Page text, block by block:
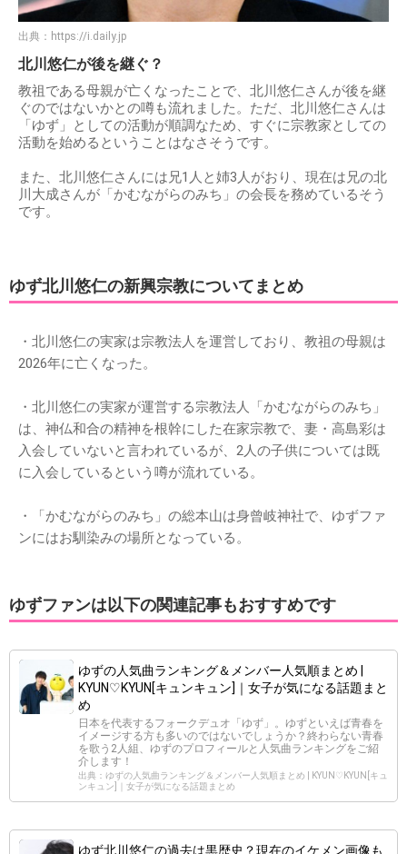
出典： https://i.daily.jp
北川悠仁が後を継ぐ？
教祖である母親が亡くなったことで、北川悠仁さんが後を継
ぐのではないかとの噂も流れました。ただ、北川悠仁さんは
「ゆず」としての活動が順調なため、すぐに宗教家としての
活動を始めるということはなさそうです。
また、北川悠仁さんには兄1人と姉3人がおり、現在は兄の北
川大成さんが「かむながらのみち」の会長を務めているそう
です。
ゆず北川悠仁の新興宗教についてまとめ
・北川悠仁の実家は宗教法人を運営しており、教祖の母親は
2026年に亡くなった。
・北川悠仁の実家が運営する宗教法人「かむながらのみち」
は、神仏和合の精神を根幹にした在家宗教で、妻・高島彩は
入会していないと言われているが、2人の子供については既
に入会しているという噂が流れている。
・「かむながらのみち」の総本山は身曾岐神社で、ゆずファ
ンにはお馴染みの場所となっている。
ゆずファンは以下の関連記事もおすすめです
ゆずの人気曲ランキング＆メンバー人気順まとめ |
KYUN♡KYUN[キュンキュン]｜女子が気になる話題まと
め
日本を代表するフォークデュオ「ゆず」。ゆずといえば青春を
イメージする方も多いのではないでしょうか？終わらない青春
を歌う2人組、ゆずのプロフィールと人気曲ランキングをご紹
介します！
出典：ゆずの人気曲ランキング＆メンバー人気順まとめ | KYUN♡KYUN[キュ
ンキュン]｜女子が気になる話題まとめ
ゆず北川悠仁の過去は黒歴史？現在のイケメン画像も